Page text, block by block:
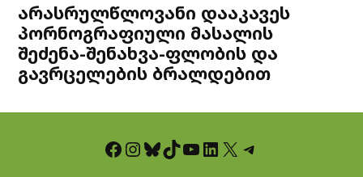
არასრულწლოვანი დააკავეს
პორნოგრაფიული მასალის
შეძენა-შენახვა-ფლობის და
გავრცელების ბრალდებით
Facebook InstagramBluesky TikTok YouTube LinkedIn X Telegram